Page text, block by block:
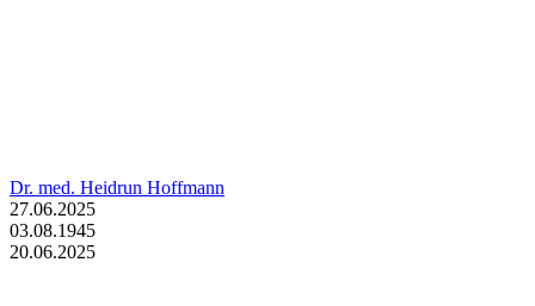
Dr. med. Heidrun Hoffmann
27.06.2025
03.08.1945
20.06.2025